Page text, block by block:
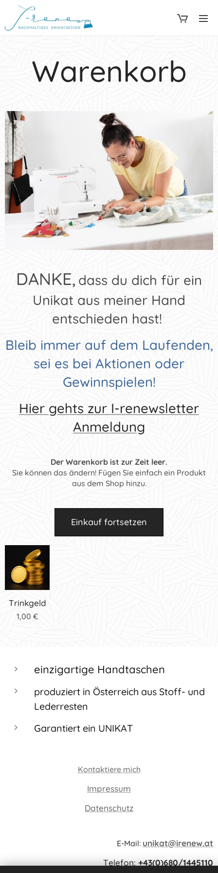
Warenkorb
DANKE, dass du dich für ein
Unikat aus meiner Hand
entschieden hast!
Bleib immer auf dem Laufenden,
sei es bei Aktionen oder
Gewinnspielen!
Hier gehts zur I-renewsletter
Anmeldung
Der Warenkorb ist zur Zeit leer.
Sie können das ändern! Fügen Sie einfach ein Produkt
aus dem Shop hinzu.
Einkauf fortsetzen
Trinkgeld
1,00 €
einzigartige Handtaschen
produziert in Österreich aus Stoff- und
Lederresten
Garantiert ein UNIKAT
Kontaktiere mich
Impressum
Datenschutz
E-Mail: unikat@irenew.at
Telefon:+43(0)680/1445110